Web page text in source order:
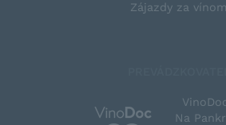
Zájazdy za vínom
Na